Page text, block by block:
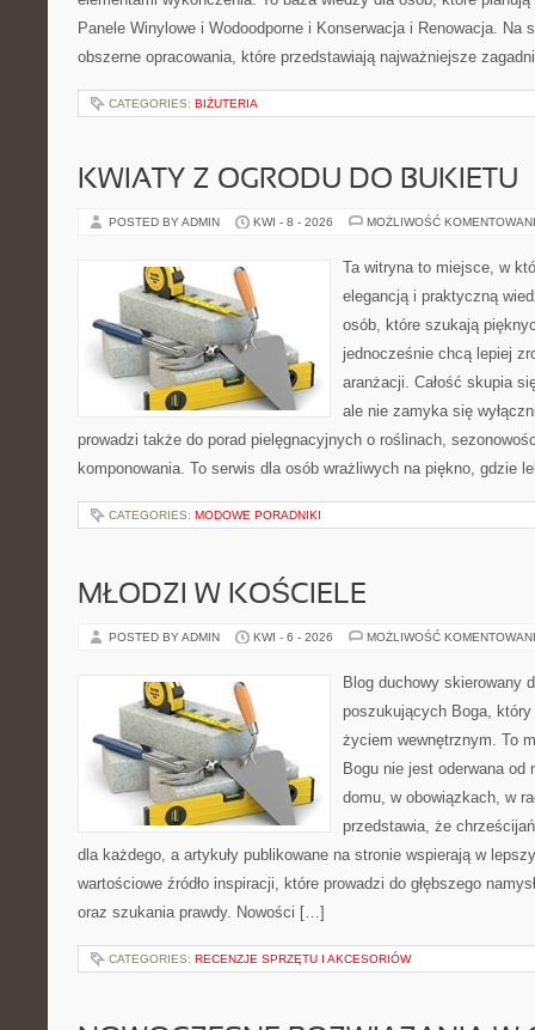
Panele Winylowe i Wodoodporne i Konserwacja i Renowacja. Na
obszerne opracowania, które przedstawiają najważniejsze
CATEGORIES: BIŻUTERIA
KWIATY Z OGRODU DO BUKIETU
POSTED BY ADMIN KWI - 8 - 2026 MOŻLIWOŚĆ
Ta witryna to miejsce, w
elegancją i praktyczną
osób, które szukają
jednocześnie chcą lepiej
aranżacji. Całość skupia
ale nie zamyka się
prowadzi także do porad pielęgnacyjnych o roślinach,
komponowania. To serwis dla osób wrażliwych na piękno, gdzie
CATEGORIES: MODOWE PORADNIKI
MŁODZI W KOŚCIELE
POSTED BY ADMIN KWI - 6 - 2026 MOŻLIWOŚĆ
Blog duchowy skierowany
poszukujących Boga,
życiem wewnętrznym. To
Bogu nie jest oderwana
domu, w obowiązkach, w
przedstawia, że
dla każdego, a artykuły publikowane na stronie wspierają w
wartościowe źródło inspiracji, które prowadzi do głębszego
oraz szukania prawdy. Nowości […]
CATEGORIES: RECENZJE SPRZĘTU I AKCESORIÓW